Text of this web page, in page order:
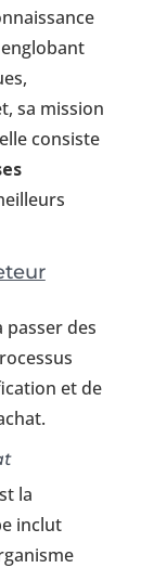
sa mission
consiste
passer des
et de
la
inclut